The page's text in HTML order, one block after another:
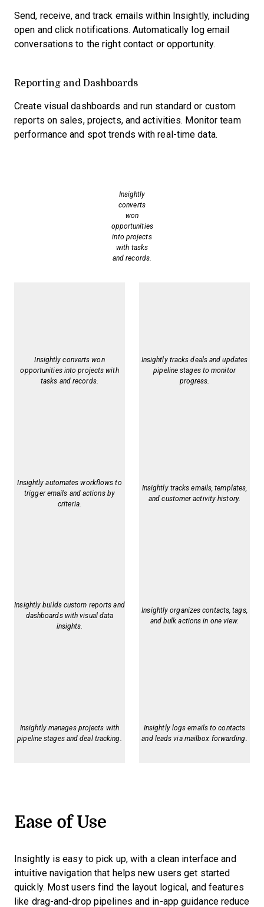
Send, receive, and track emails within Insightly, including
open and click notifications. Automatically log email
conversations to the right contact or opportunity.
Reporting and Dashboards
Create visual dashboards and run standard or custom
reports on sales, projects, and activities. Monitor team
performance and spot trends with real-time data.
Insightly
converts
won
opportunities
into projects
with tasks
and records.
Insightly converts won
opportunities into projects with
tasks and records.
Insightly tracks deals and updates
pipeline stages to monitor
progress.
Insightly automates workflows to
trigger emails and actions by
criteria.
Insightly tracks emails, templates,
and customer activity history.
Insightly builds custom reports and
dashboards with visual data
insights.
Insightly organizes contacts, tags,
and bulk actions in one view.
Insightly manages projects with
pipeline stages and deal tracking.
Insightly logs emails to contacts
and leads via mailbox forwarding.
Ease of Use
Insightly is easy to pick up, with a clean interface and
intuitive navigation that helps new users get started
quickly. Most users find the layout logical, and features
like drag-and-drop pipelines and in-app guidance reduce